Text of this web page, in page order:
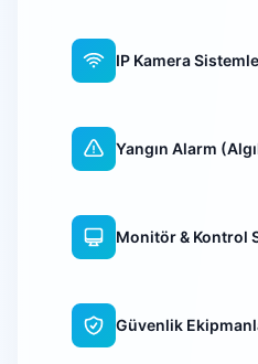
IP Kamera
Yangın Alarm
Monitör & Kontrol
Güvenlik